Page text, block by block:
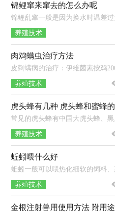
锦鲤窜来窜去的怎么办呢
养殖技术
肉鸡螨虫治疗方法
养殖技术
养殖技术
蚯蚓喂什么好
养殖技术
金根注射兽用使用方法 附用途